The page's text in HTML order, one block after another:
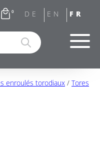
0
enroulés torodiaux / Tores